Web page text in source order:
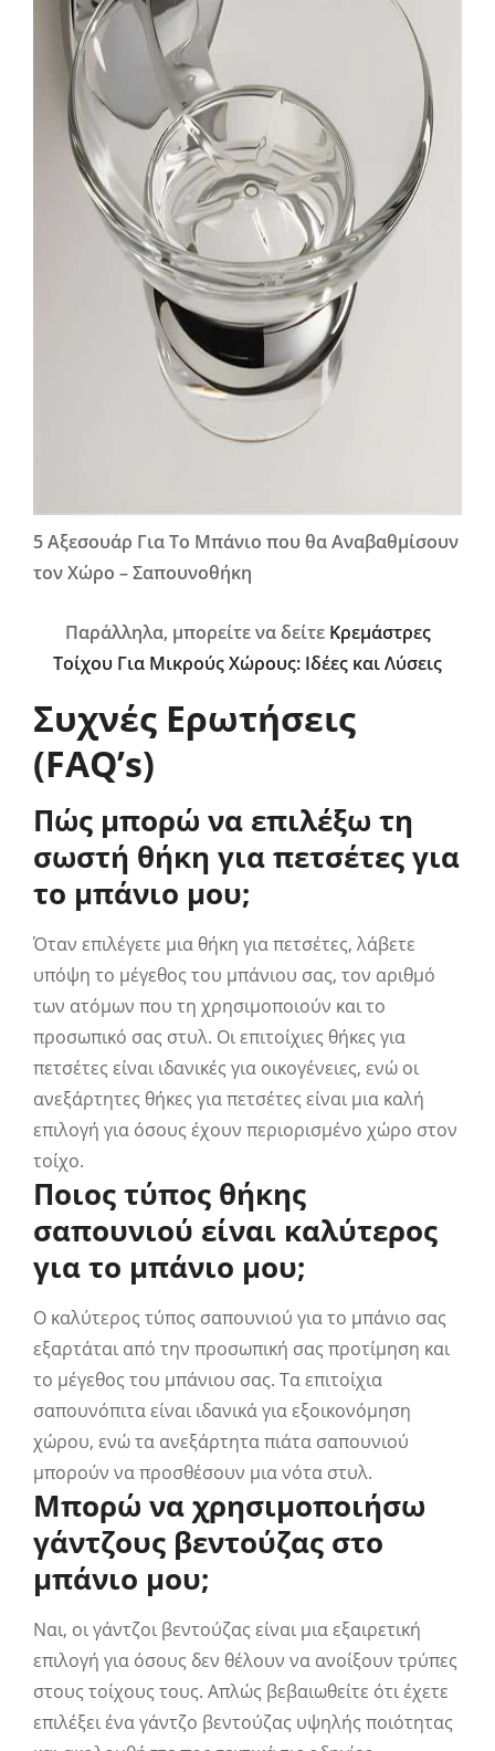
5 Αξεσουάρ Για Το Μπάνιο που θα Αναβαθμίσουν
τον Χώρο – Σαπουνοθήκη
Παράλληλα, μπορείτε να δείτε Κρεμάστρες
Τοίχου Για Μικρούς Χώρους: Ιδέες και Λύσεις
Συχνές Ερωτήσεις
(FAQ’s)
Πώς μπορώ να επιλέξω τη
σωστή θήκη για πετσέτες για
το μπάνιο μου;
Όταν επιλέγετε μια θήκη για πετσέτες, λάβετε
υπόψη το μέγεθος του μπάνιου σας, τον αριθμό
των ατόμων που τη χρησιμοποιούν και το
προσωπικό σας στυλ. Οι επιτοίχιες θήκες για
πετσέτες είναι ιδανικές για οικογένειες, ενώ οι
ανεξάρτητες θήκες για πετσέτες είναι μια καλή
επιλογή για όσους έχουν περιορισμένο χώρο στον
τοίχο.
Ποιος τύπος θήκης
σαπουνιού είναι καλύτερος
για το μπάνιο μου;
Ο καλύτερος τύπος σαπουνιού για το μπάνιο σας
εξαρτάται από την προσωπική σας προτίμηση και
το μέγεθος του μπάνιου σας. Τα επιτοίχια
σαπουνόπιτα είναι ιδανικά για εξοικονόμηση
χώρου, ενώ τα ανεξάρτητα πιάτα σαπουνιού
μπορούν να προσθέσουν μια νότα στυλ.
Μπορώ να χρησιμοποιήσω
γάντζους βεντούζας στο
μπάνιο μου;
Ναι, οι γάντζοι βεντούζας είναι μια εξαιρετική
επιλογή για όσους δεν θέλουν να ανοίξουν τρύπες
στους τοίχους τους. Απλώς βεβαιωθείτε ότι έχετε
επιλέξει ένα γάντζο βεντούζας υψηλής ποιότητας